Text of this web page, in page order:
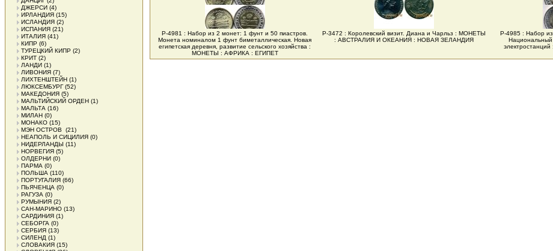
ДЖЕРСИ (4)
ИРЛАНДИЯ (15)
ИСЛАНДИЯ (2)
ИСПАНИЯ (21)
ИТАЛИЯ (41)
КИПР (6)
ТУРЕЦКИЙ КИПР (2)
КРИТ (2)
ЛАНДИ (1)
ЛИВОНИЯ (7)
ЛИХТЕНШТЕЙН (1)
ЛЮКСЕМБУРГ(52)
МАКЕДОНИЯ (5)
МАЛЬТИЙСКИЙ ОРДЕН (1)
МАЛЬТА (16)
МИЛАН (0)
МОНАКО (15)
МЭН ОСТРОВ
(21)
НЕАПОЛЬ И СИЦИЛИЯ (0)
НИДЕРЛАНДЫ (11)
НОРВЕГИЯ (5)
ОЛДЕРНИ (0)
ПАРМА (0)
ПОЛЬША (110)
ПОРТУГАЛИЯ (66)
ПЬЯЧЕНЦА (0)
РАГУЗА (0)
РУМЫНИЯ (2)
САН-МАРИНО (13)
САРДИНИЯ (1)
СЕБОРГА (0)
СЕРБИЯ (13)
СИЛЕНД (1)
СЛОВАКИЯ (15)
Р-4981 : Набор из 2 монет: 1 фунт и 50 пиастров.
Монета номиналом 1 фунт биметаллическая. Новая
египетская деревня, развитие сельского хозяйства :
МОНЕТЫ : АФРИКА : ЕГИПЕТ
Р-3472 : Королевский визит. Диана и Чарльз : МОНЕТЫ
: АВСТРАЛИЯ И ОКЕАНИЯ : НОВАЯ ЗЕЛАНДИЯ
Р-4985 : Набор
Национальный